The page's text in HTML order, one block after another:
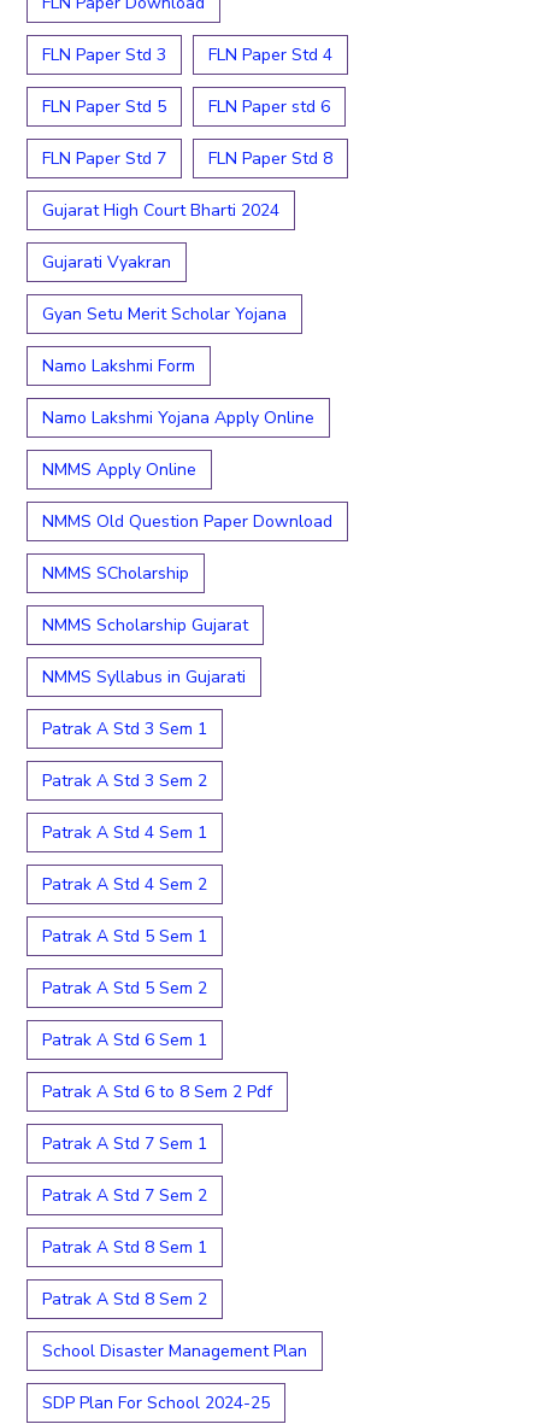
FLN Paper Std 3 FLN Paper Std 4
FLN Paper Std 5 FLN Paper std 6
FLN Paper Std 7 FLN Paper Std 8
Gujarat High Court Bharti 2024
Gujarati Vyakran
Gyan Setu Merit Scholar Yojana
Namo Lakshmi Form
Namo Lakshmi Yojana Apply Online
NMMS Apply Online
NMMS Old Question Paper Download
NMMS SCholarship
NMMS Scholarship Gujarat
NMMS Syllabus in Gujarati
Patrak A Std 3 Sem 1
Patrak A Std 3 Sem 2
Patrak A Std 4 Sem 1
Patrak A Std 4 Sem 2
Patrak A Std 5 Sem 1
Patrak A Std 5 Sem 2
Patrak A Std 6 Sem 1
Patrak A Std 6 to 8 Sem 2 Pdf
Patrak A Std 7 Sem 1
Patrak A Std 7 Sem 2
Patrak A Std 8 Sem 1
Patrak A Std 8 Sem 2
School Disaster Management Plan
SDP Plan For School 2024-25